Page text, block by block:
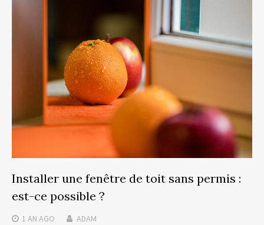
Installer une fenêtre de toit sans permis :
est-ce possible ?
1 AN AGO ADAM